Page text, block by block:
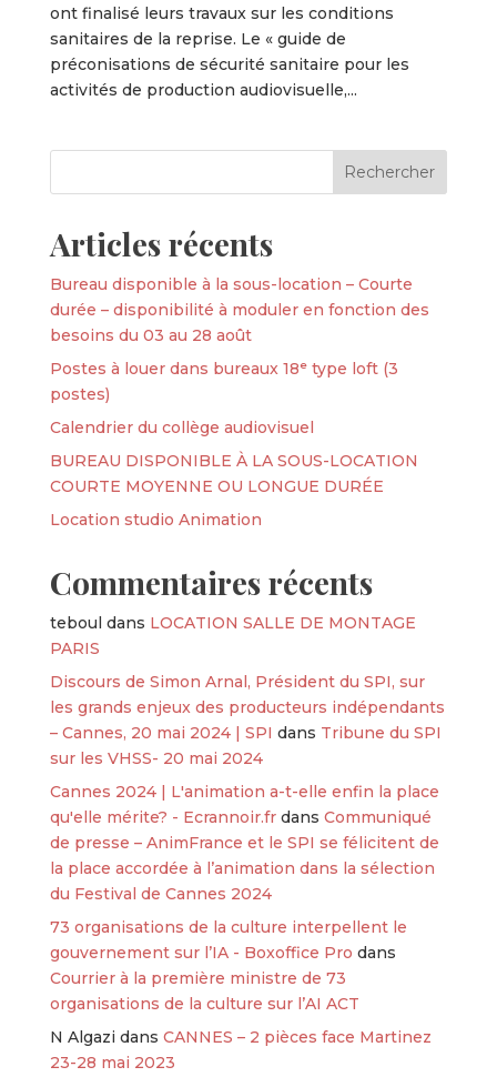
ont finalisé leurs travaux sur les conditions
sanitaires de la reprise. Le « guide de
préconisations de sécurité sanitaire pour les
activités de production audiovisuelle,...
Articles récents
Bureau disponible à la sous-location – Courte
durée – disponibilité à moduler en fonction des
besoins du 03 au 28 août
Postes à louer dans bureaux 18ᵉ type loft (3
postes)
Calendrier du collège audiovisuel
BUREAU DISPONIBLE À LA SOUS-LOCATION
COURTE MOYENNE OU LONGUE DURÉE
Location studio Animation
Commentaires récents
teboul dans LOCATION SALLE DE MONTAGE
PARIS
Discours de Simon Arnal, Président du SPI, sur
les grands enjeux des producteurs indépendants
– Cannes, 20 mai 2024 | SPI dans Tribune du SPI
sur les VHSS- 20 mai 2024
Cannes 2024 | L'animation a-t-elle enfin la place
qu'elle mérite? - Ecrannoir.frdans Communiqué
de presse – AnimFrance et le SPI se félicitent de
la place accordée à l’animation dans la sélection
du Festival de Cannes 2024
73 organisations de la culture interpellent le
gouvernement sur l’IA - Boxoffice Pro dans
Courrier à la première ministre de 73
organisations de la culture sur l’AI ACT
N Algazi dans CANNES – 2 pièces face Martinez
23-28 mai 2023